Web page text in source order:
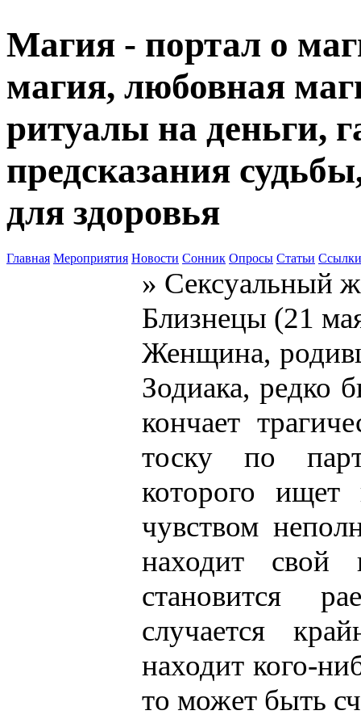
Магия - портал о
магия, любовная
ритуалы на деньги,
предсказания
для здоровья
Главная Мероприятия Новости Сонник Опросы Статьи Ссылки
» Сексуальный
Близнецы (21
Женщина,
Зодиака, редко
кончает
тоску по
которого
чувством
находит
становится
случается
находит кого-
то может быть